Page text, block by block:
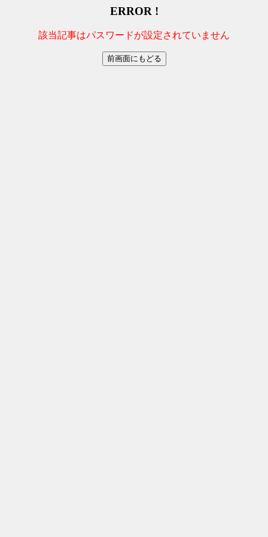
ERROR !
該当記事はパスワードが設定されていません